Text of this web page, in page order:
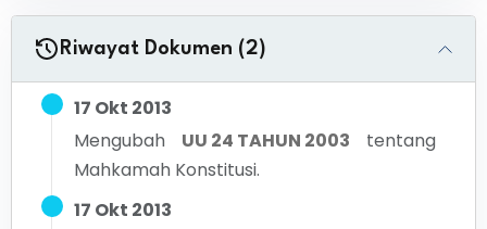
Riwayat Dokumen (2)
17 Okt 2013
Mengubah
UU 24 TAHUN 2003
tentang
Mahkamah Konstitusi.
17 Okt 2013